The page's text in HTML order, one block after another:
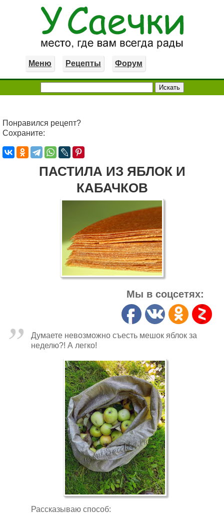
Меню Рецепты Форум
Понравился рецепт?
Сохраните:
ПАСТИЛА ИЗ ЯБЛОК И
КАБАЧКОВ
Мы в соцсетях:
Думаете невозможно съесть мешок яблок за
неделю?! А легко!
Рассказываю способ: